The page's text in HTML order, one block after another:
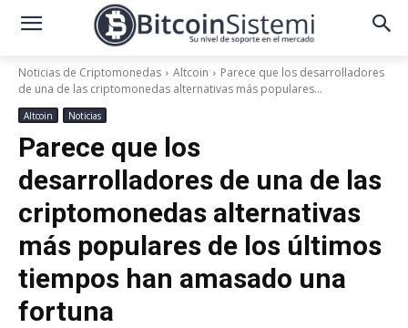
Noticias de Criptomonedas Altcoin
Parece que los desarrolladores
de una de las criptomonedas alternativas más populares...
Altcoin Noticias
Parece que los
desarrolladores de una de las
criptomonedas alternativas
más populares de los últimos
tiempos han amasado una
fortuna